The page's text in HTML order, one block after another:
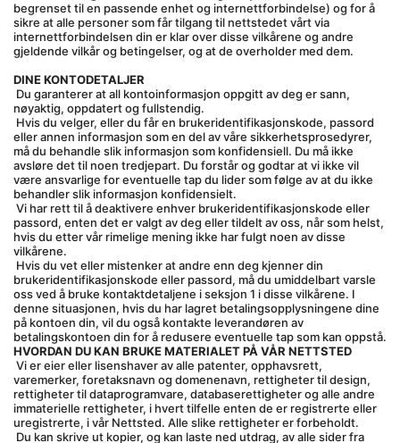
begrenset til en passende enhet og internettforbindelse) og for å
sikre at alle personer som får tilgang til nettstedet vårt via
internettforbindelsen din er klar over disse vilkårene og andre
gjeldende vilkår og betingelser, og at de overholder med dem.
DINE KONTODETALJER
nøyaktig, oppdatert og fullstendig.
eller annen informasjon som en del av våre sikkerhetsprosedyrer,
må du behandle slik informasjon som konfidensiell. Du må ikke
avsløre det til noen tredjepart. Du forstår og godtar at vi ikke vil
være ansvarlige for eventuelle tap du lider som følge av at du ikke
behandler slik informasjon konfidensielt.
passord, enten det er valgt av deg eller tildelt av oss, når som helst,
hvis du etter vår rimelige mening ikke har fulgt noen av disse
vilkårene.
brukeridentifikasjonskode eller passord, må du umiddelbart varsle
oss ved å bruke kontaktdetaljene i seksjon 1 i disse vilkårene. I
denne situasjonen, hvis du har lagret betalingsopplysningene dine
på kontoen din, vil du også kontakte leverandøren av
betalingskontoen din for å redusere eventuelle tap som kan oppstå.
HVORDAN DU KAN BRUKE MATERIALET PÅ VÅR NETTSTED
varemerker, foretaksnavn og domenenavn, rettigheter til design,
rettigheter til dataprogramvare, databaserettigheter og alle andre
immaterielle rettigheter, i hvert tilfelle enten de er registrerte eller
uregistrerte, i vår Nettsted. Alle slike rettigheter er forbeholdt.